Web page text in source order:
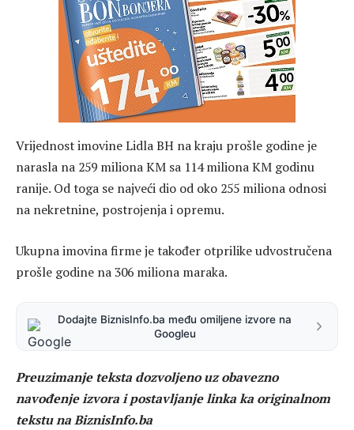
Vrijednost imovine Lidla BH na kraju prošle godine je
narasla na 259 miliona KM sa 114 miliona KM godinu
ranije. Od toga se najveći dio od oko 255 miliona odnosi
na nekretnine, postrojenja i opremu.
Ukupna imovina firme je također otprilike udvostručena
prošle godine na 306 miliona maraka.
Dodajte BiznisInfo.ba među omiljene izvore na
Googleu
Preuzimanje teksta dozvoljeno uz obavezno
navođenje izvora i postavljanje linka ka originalnom
tekstu na BiznisInfo.ba